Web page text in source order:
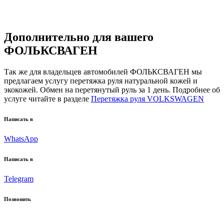
Дополнительно для вашего
ФОЛЬКСВАГЕН
Так же для владельцев автомобилей ФОЛЬКСВАГЕН мы
предлагаем услугу перетяжка руля натуральной кожей и
экокожей. Обмен на перетянутый руль за 1 день. Подробнее об
услуге читайте в разделе Перетяжка руля VOLKSWAGEN
Написать в
WhatsApp
Написать в
Telegram
Позвонить